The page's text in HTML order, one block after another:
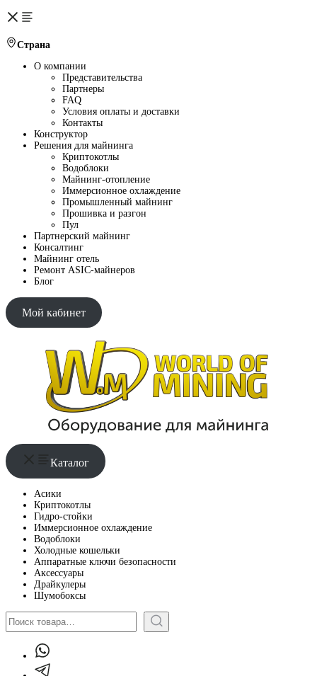
Страна
О компании
Представительства
Партнеры
FAQ
Условия оплаты и доставки
Контакты
Конструктор
Решения для майнинга
Криптокотлы
Водоблоки
Майнинг-отопление
Иммерсионное охлаждение
Промышленный майнинг
Прошивка и разгон
Пул
Партнерский майнинг
Консалтинг
Майнинг отель
Ремонт ASIC-майнеров
Блог
Мой кабинет
Каталог
Асики
Криптокотлы
Гидро-стойки
Иммерсионное охлаждение
Водоблоки
Холодные кошельки
Аппаратные ключи безопасности
Аксессуары
Драйкулеры
Шумобоксы
Поиск